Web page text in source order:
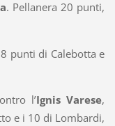
. Pellanera 20 punti,
punti di Calebotta e
l’Ignis Varese,
e i 10 di Lombardi,